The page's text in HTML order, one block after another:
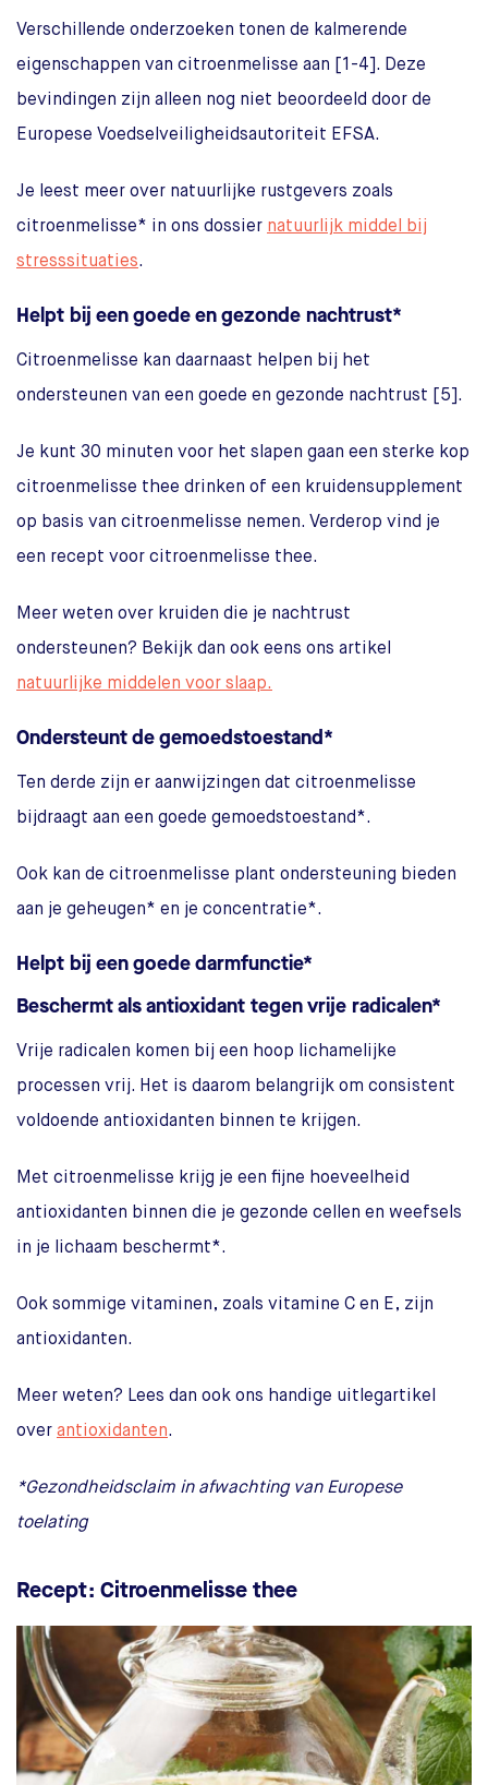
Verschillende onderzoeken tonen de kalmerende
eigenschappen van citroenmelisse aan [1-4]. Deze
bevindingen zijn alleen nog niet beoordeeld door de
Europese Voedselveiligheidsautoriteit EFSA.
Je leest meer over natuurlijke rustgevers zoals
citroenmelisse* in ons dossier natuurlijk middel bij
stresssituaties.
Helpt bij een goede en gezonde nachtrust*
Citroenmelisse kan daarnaast helpen bij het
ondersteunen van een goede en gezonde nachtrust [5].
Je kunt 30 minuten voor het slapen gaan een sterke kop
citroenmelisse thee drinken of een kruidensupplement
op basis van citroenmelisse nemen. Verderop vind je
een recept voor citroenmelisse thee.
Meer weten over kruiden die je nachtrust
ondersteunen? Bekijk dan ook eens ons artikel
natuurlijke middelen voor slaap.
Ondersteunt de gemoedstoestand*
Ten derde zijn er aanwijzingen dat citroenmelisse
bijdraagt aan een goede gemoedstoestand*.
Ook kan de citroenmelisse plant ondersteuning bieden
aan je geheugen* en je concentratie*.
Helpt bij een goede darmfunctie*
Beschermt als antioxidant tegen vrije radicalen*
Vrije radicalen komen bij een hoop lichamelijke
processen vrij. Het is daarom belangrijk om consistent
voldoende antioxidanten binnen te krijgen.
Met citroenmelisse krijg je een fijne hoeveelheid
antioxidanten binnen die je gezonde cellen en weefsels
in je lichaam beschermt*.
Ook sommige vitaminen, zoals vitamine C en E, zijn
antioxidanten.
Meer weten? Lees dan ook ons handige uitlegartikel
over antioxidanten.
*Gezondheidsclaim in afwachting van Europese
toelating
Recept: Citroenmelisse thee